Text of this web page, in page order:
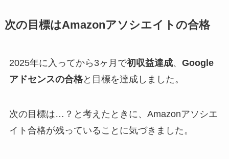
次の目標はAmazonアソシエイトの合格
2025年に入ってから3ヶ月で初収益達成、 Google
アドセンスの合格と目標を達成しました。
次の目標は…？と考えたときに、Amazonアソシエ
イト合格が残っていることに気づきました。